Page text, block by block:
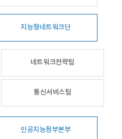
지능형네트워크단
네트워크전략팀
통신서비스팀
인공지능정부본부